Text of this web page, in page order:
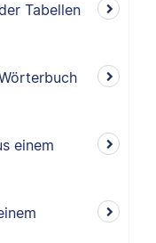
Tabellen
einem